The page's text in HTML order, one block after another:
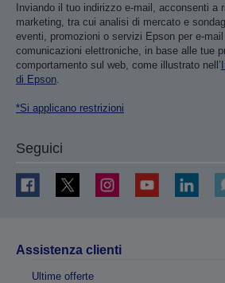
Inviando il tuo indirizzo e-mail, acconsenti a
marketing, tra cui analisi di mercato e
eventi, promozioni o servizi Epson per e-
comunicazioni elettroniche, in base alle tue
comportamento sul web, come illustrato nell’
di Epson.
*Si applicano restrizioni
Seguici
Assistenza clienti
Ultime offerte